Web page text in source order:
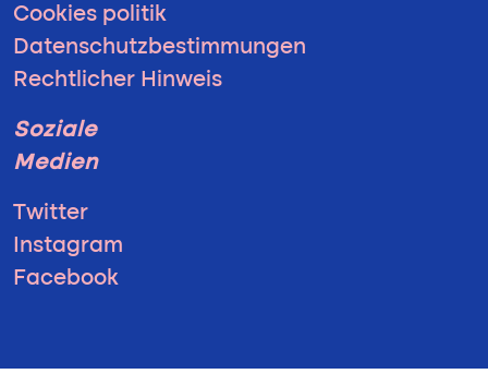
Cookies politik
Datenschutzbestimmungen
Rechtlicher Hinweis
Soziale
Medien
Twitter
Instagram
Facebook